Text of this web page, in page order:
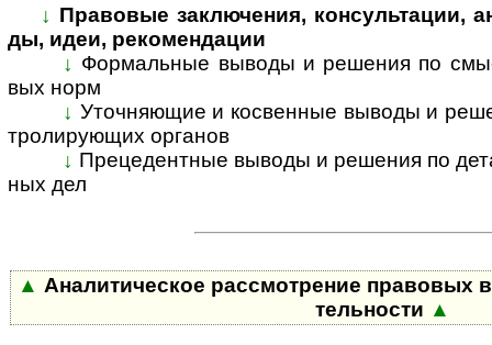
↓ Правовые заключения, консультации,
ды, идеи, ре­ко­мен­дации
↓ Формальные выводы и решения по
вых норм
↓ Уточняющие и косвенные выводы и
т­ро­ли­ру­ю­щих ор­га­нов
↓ Прецедентные выводы и решения по
ных дел
▲ Аналитическое рассмотрение правовых
тель­ности ▲